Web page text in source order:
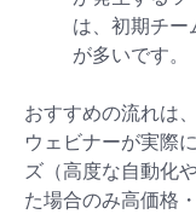
は、初期チー
が多いです。
おすすめの流れは
ウェビナーが実際
ズ（高度な自動化
た場合のみ高価格